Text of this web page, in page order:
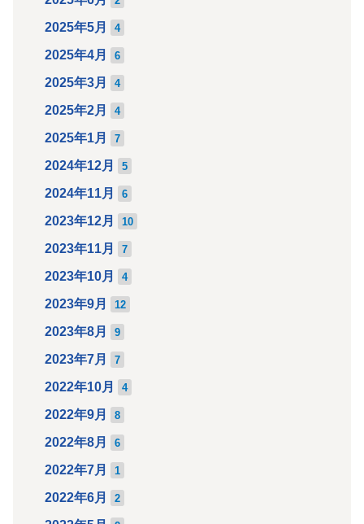
2025年5月 4
2025年4月 6
2025年3月 4
2025年2月 4
2025年1月 7
2024年12月 5
2024年11月 6
2023年12月 10
2023年11月 7
2023年10月 4
2023年9月 12
2023年8月 9
2023年7月 7
2022年10月 4
2022年9月 8
2022年8月 6
2022年7月 1
2022年6月 2